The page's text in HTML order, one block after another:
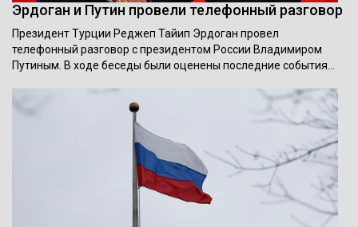
Эрдоган и Путин провели телефонный разговор
Президент Турции Реджеп Тайип Эрдоган провел
телефонный разговор с президентом России Владимиром
Путиным. В ходе беседы были оценены последние события…